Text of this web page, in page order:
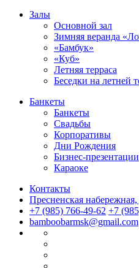
Залы
Основной зал
Зимняя веранда
«Бамбук»
«Куб»
Летняя терраса
Беседки на летней
Банкеты
Банкеты
Свадьбы
Корпоративы
Дни Рождения
Бизнес-презентации
Караоке
Контакты
Пресненская набережная,
+7 (985) 766-49-62 +7
bamboobarmsk@gmail.com